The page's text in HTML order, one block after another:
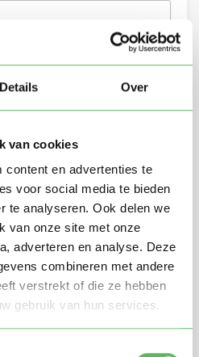
Details Over
van cookies
content en advertenties te
voor social media te bieden
te analyseren. Ook delen we
van onze site met onze
adverteren en analyse. Deze
combineren met andere
verstrekt of die ze hebben
gebruik van hun services.
in mijn omgeving per
akkoord met deAlgemene
aanmelden